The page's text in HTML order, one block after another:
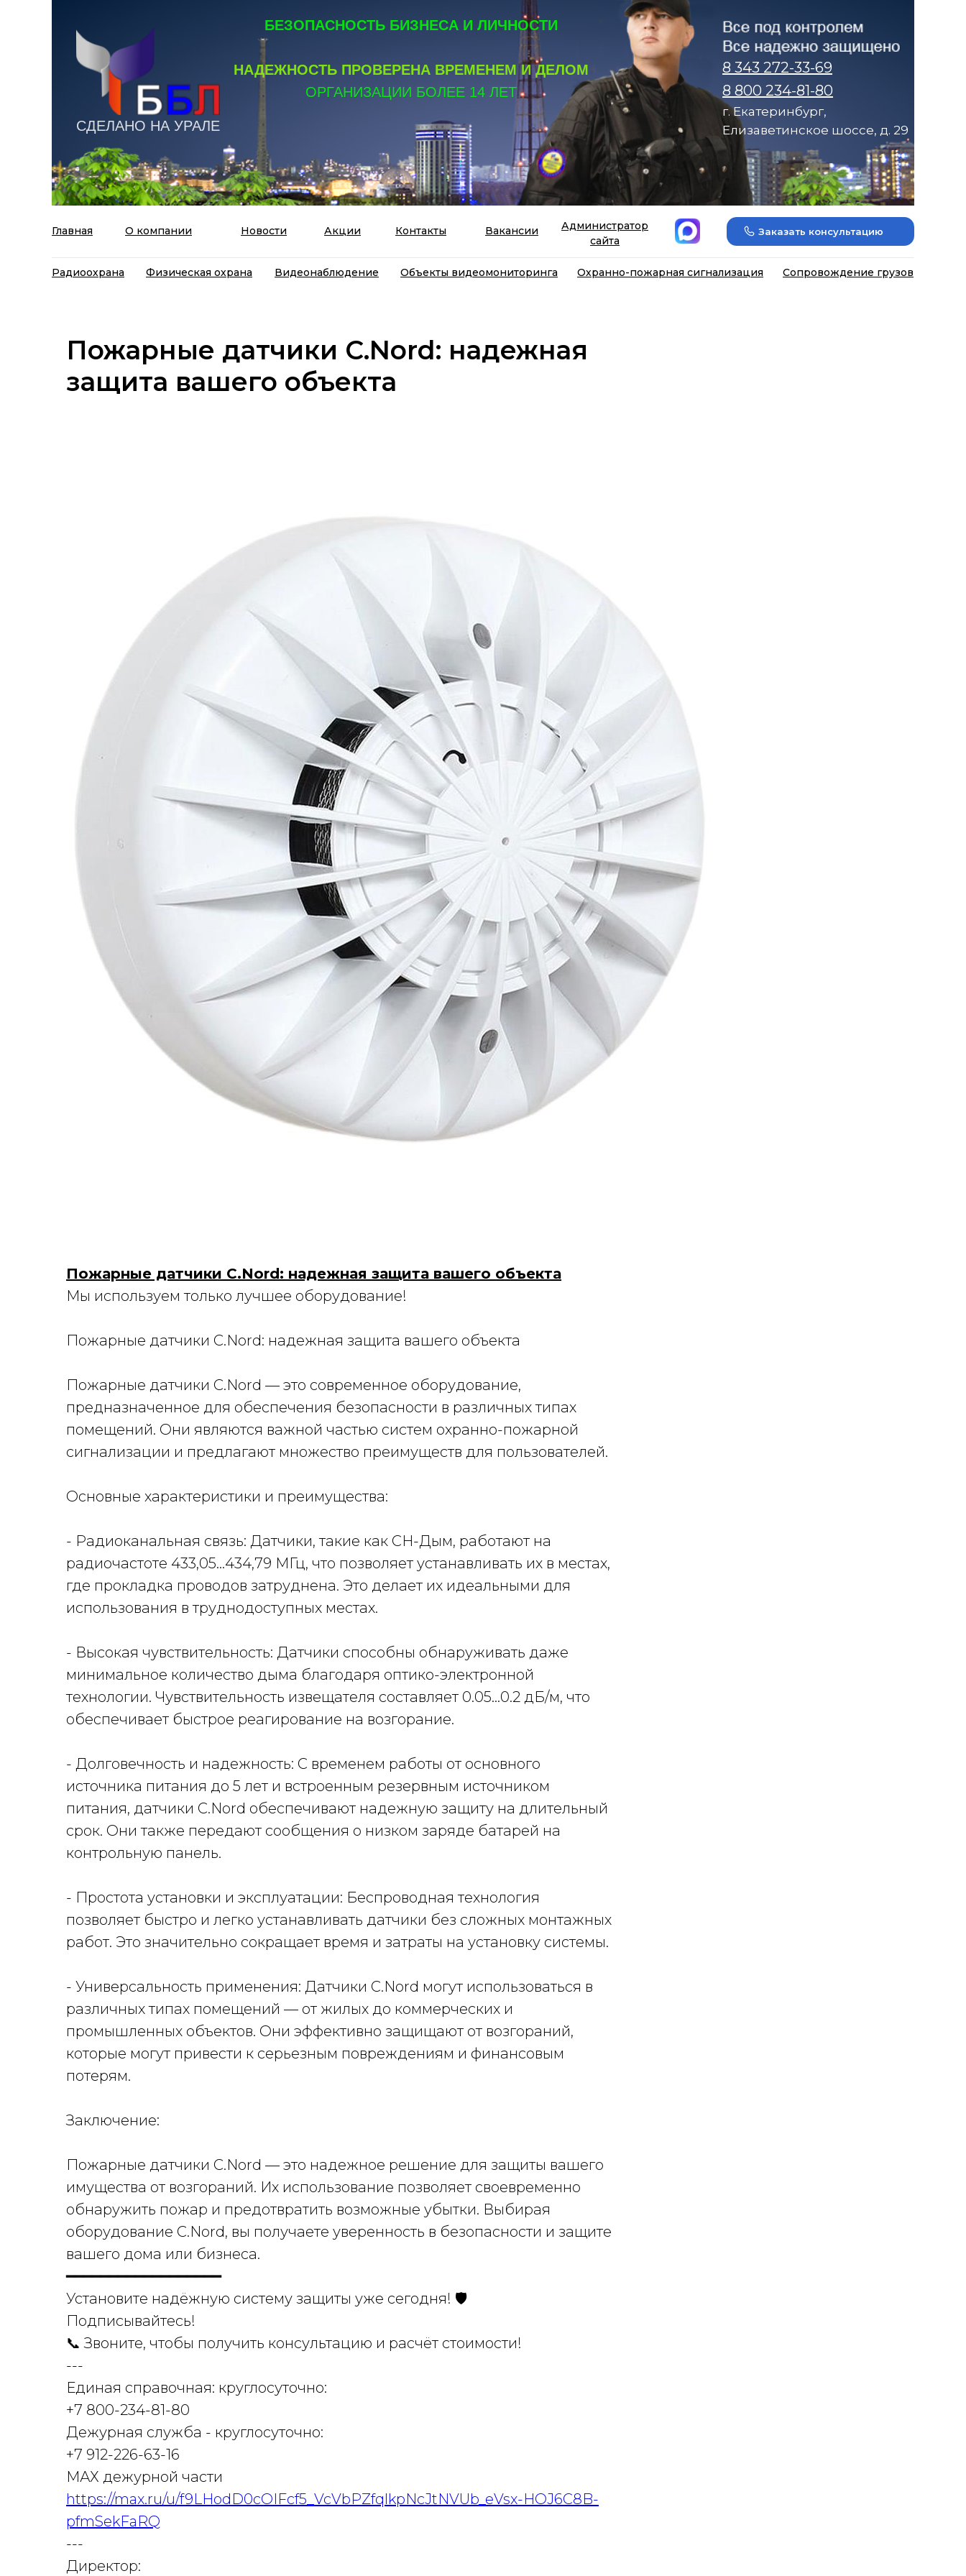
Главная О компании Новости Акции Контакты
Физическая охрана
Радиоохрана Видеонаблюдение Охранно-пожарная сигнализация Сопровождение грузов
Объекты видеомониторинга
Администратор
сайта
Вакансии Заказать консультацию
8 343 272-33-69
8 800 234-81-80
г. Екатеринбург,
Елизаветинское шоссе, д. 29
СДЕЛАНО НА УРАЛЕ
БЕЗОПАСНОСТЬ БИЗНЕСА И ЛИЧНОСТИ
НАДЕЖНОСТЬ ПРОВЕРЕНА ВРЕМЕНЕМ И ДЕЛОМ
ОРГАНИЗАЦИИ БОЛЕЕ 14 ЛЕТ
Пожарные датчики C.Nord: надежная
защита вашего объекта
Пожарные датчики C.Nord: надежная защита вашего объекта
Мы используем только лучшее оборудование!
Пожарные датчики C.Nord: надежная защита вашего объекта
Пожарные датчики C.Nord — это современное оборудование,
предназначенное для обеспечения безопасности в различных типах
помещений. Они являются важной частью систем охранно-пожарной
сигнализации и предлагают множество преимуществ для пользователей.
Основные характеристики и преимущества:
- Радиоканальная связь: Датчики, такие как СН-Дым, работают на
радиочастоте 433,05...434,79 МГц, что позволяет устанавливать их в местах,
где прокладка проводов затруднена. Это делает их идеальными для
использования в труднодоступных местах.
- Высокая чувствительность: Датчики способны обнаруживать даже
минимальное количество дыма благодаря оптико-электронной
технологии. Чувствительность извещателя составляет 0.05…0.2 дБ/м, что
обеспечивает быстрое реагирование на возгорание.
- Долговечность и надежность: С временем работы от основного
источника питания до 5 лет и встроенным резервным источником
питания, датчики C.Nord обеспечивают надежную защиту на длительный
срок. Они также передают сообщения о низком заряде батарей на
контрольную панель.
- Простота установки и эксплуатации: Беспроводная технология
позволяет быстро и легко устанавливать датчики без сложных монтажных
работ. Это значительно сокращает время и затраты на установку системы.
- Универсальность применения: Датчики C.Nord могут использоваться в
различных типах помещений — от жилых до коммерческих и
промышленных объектов. Они эффективно защищают от возгораний,
которые могут привести к серьезным повреждениям и финансовым
потерям.
Заключение:
Пожарные датчики C.Nord — это надежное решение для защиты вашего
имущества от возгораний. Их использование позволяет своевременно
обнаружить пожар и предотвратить возможные убытки. Выбирая
оборудование C.Nord, вы получаете уверенность в безопасности и защите
вашего дома или бизнеса.
━━━━━━━━━━━━━━━━━━
Установите надёжную систему защиты уже сегодня! 🛡️
Подписывайтесь!
📞 Звоните, чтобы получить консультацию и расчёт стоимости!
---
Единая справочная: круглосуточно:
+7 800-234-81-80
Дежурная служба - круглосуточно:
+7 912-226-63-16
МАХ дежурной части
https://max.ru/u/f9LHodD0cOIFcf5_VcVbPZfqlkpNcJtNVUb_eVsx-HOJ6C8B-
pfmSekFaRQ
---
Директор: